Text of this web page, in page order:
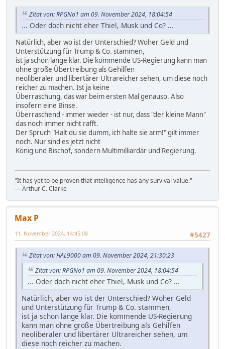
Zitat von: RPGNo1 am 09. November 2024, 18:04:54
... Oder doch nicht eher Thiel, Musk und Co? ...
Natürlich, aber wo ist der Unterschied? Woher Geld und
Unterstützung für Trump & Co. stammen,
ist ja schon lange klar. Die kommende US-Regierung kann man
ohne große Übertreibung als Gehilfen
neoliberaler und libertärer Ultrareicher sehen, um diese noch
reicher zu machen. Ist ja keine
Überraschung, das war beim ersten Mal genauso. Also
insofern eine Binse.
Überraschend - immer wieder - ist nur, dass "der kleine Mann"
das noch immer nicht rafft.
Der Spruch "Halt du sie dumm, ich halte sie arm!" gilt immer
noch. Nur sind es jetzt nicht
König und Bischof, sondern Multimilliardär und Regierung.
"It has yet to be proven that intelligence has any survival value."
― Arthur C. Clarke
Max P
#5427
11. November 2024, 14:45:08
Zitat von: HAL9000 am 09. November 2024, 21:30:23
Zitat von: RPGNo1 am 09. November 2024, 18:04:54
... Oder doch nicht eher Thiel, Musk und Co? ...
Natürlich, aber wo ist der Unterschied? Woher Geld
und Unterstützung für Trump & Co. stammen,
ist ja schon lange klar. Die kommende US-Regierung
kann man ohne große Übertreibung als Gehilfen
neoliberaler und libertärer Ultrareicher sehen, um
diese noch reicher zu machen.